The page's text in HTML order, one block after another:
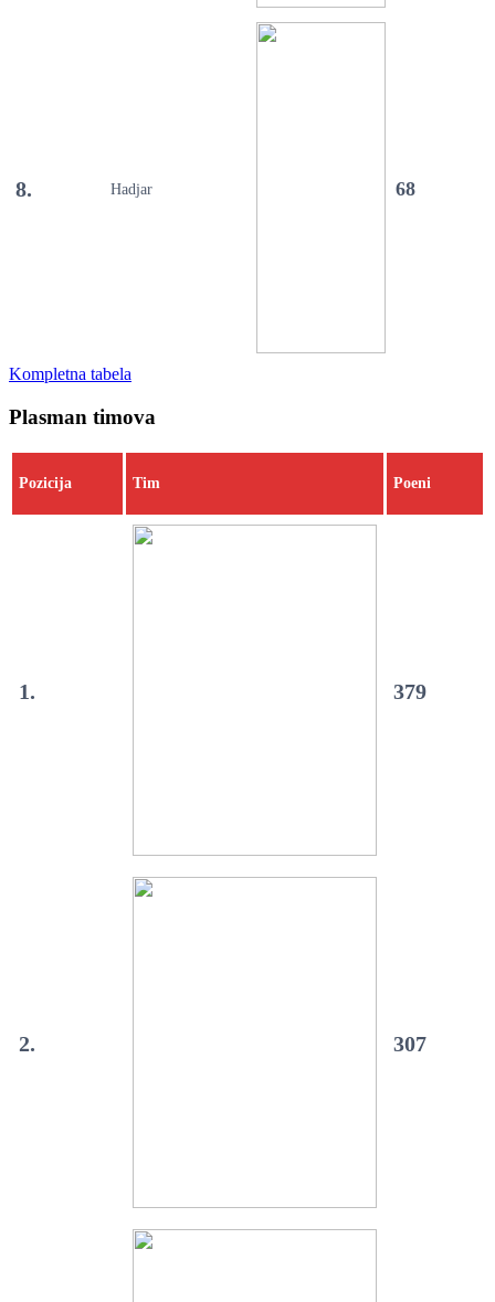
8. Hadjar 68
Kompletna tabela
Plasman timova
Pozicija Tim Poeni
1. 379
2. 307